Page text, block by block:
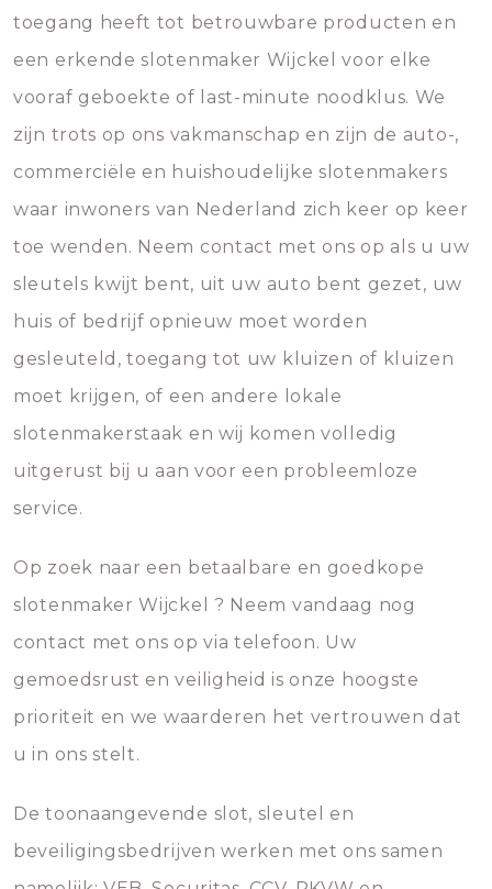
toegang heeft tot betrouwbare producten en
een erkende slotenmaker Wijckel voor elke
vooraf geboekte of last-minute noodklus. We
zijn trots op ons vakmanschap en zijn de auto-,
commerciële en huishoudelijke slotenmakers
waar inwoners van Nederland zich keer op keer
toe wenden. Neem contact met ons op als u uw
sleutels kwijt bent, uit uw auto bent gezet, uw
huis of bedrijf opnieuw moet worden
gesleuteld, toegang tot uw kluizen of kluizen
moet krijgen, of een andere lokale
slotenmakerstaak en wij komen volledig
uitgerust bij u aan voor een probleemloze
service.
Op zoek naar een betaalbare en goedkope
slotenmaker Wijckel ? Neem vandaag nog
contact met ons op via telefoon. Uw
gemoedsrust en veiligheid is onze hoogste
prioriteit en we waarderen het vertrouwen dat
u in ons stelt.
De toonaangevende slot, sleutel en
beveiligingsbedrijven werken met ons samen